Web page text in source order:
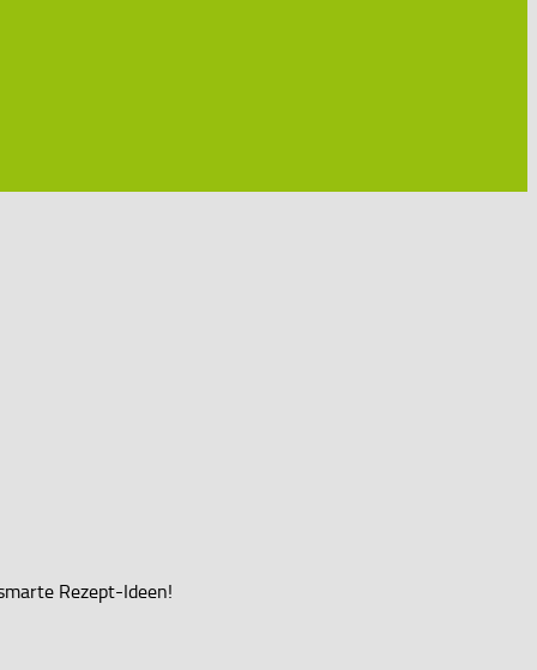
Rezept-Ideen!